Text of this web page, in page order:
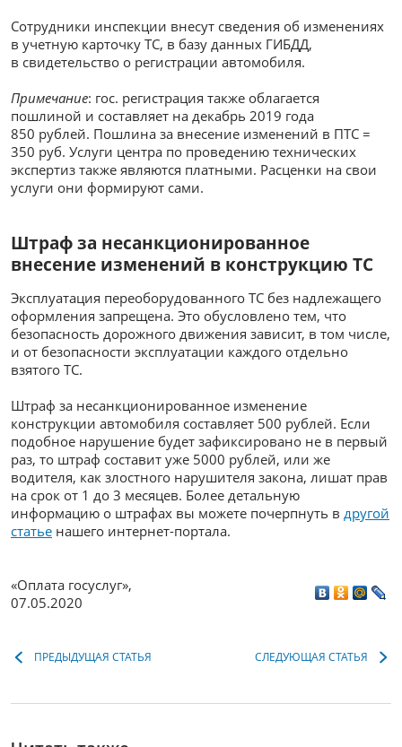
Сотрудники инспекции внесут сведения об изменениях
в учетную карточку ТС, в базу данных ГИБДД,
в свидетельство о регистрации автомобиля.
Примечание: гос. регистрация также облагается
пошлиной и составляет на декабрь 2019 года
850 рублей. Пошлина за внесение изменений в ПТС =
350 руб. Услуги центра по проведению технических
экспертиз также являются платными. Расценки на свои
услуги они формируют сами.
Штраф за несанкционированное
внесение изменений в конструкцию ТС
Эксплуатация переоборудованного ТС без надлежащего
оформления запрещена. Это обусловлено тем, что
безопасность дорожного движения зависит, в том числе,
и от безопасности эксплуатации каждого отдельно
взятого ТС.
Штраф за несанкционированное изменение
конструкции автомобиля составляет 500 рублей. Если
подобное нарушение будет зафиксировано не в первый
раз, то штраф составит уже 5000 рублей, или же
водителя, как злостного нарушителя закона, лишат прав
на срок от 1 до 3 месяцев. Более детальную
информацию о штрафах вы можете почерпнуть в другой
статье нашего интернет-портала.
«Оплата госуслуг»,
07.05.2020
ПРЕДЫДУЩАЯ СТАТЬЯ СЛЕДУЮЩАЯ СТАТЬЯ